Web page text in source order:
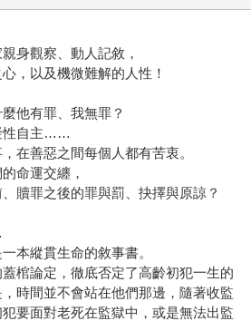
身觀察、動人記敘，
，以及機微難解的人性！
他有罪、我無罪？
性自主……
在善惡之間每個人都有苦衷。
命運交纏，
贖罪之後的罪與罰、抉擇與原諒？
本縱貫生命的敘事書。
棺論定，徹底否定了高齡初犯一生的
時間並不會站在他們那邊，隨著收監
要面對老死在監獄中，或是無法出監